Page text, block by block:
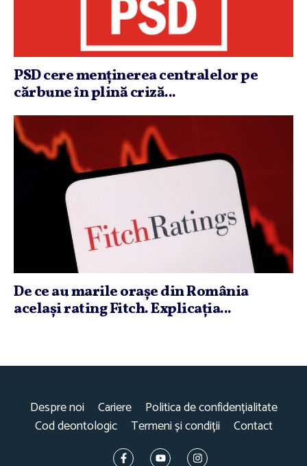
PSD cere menţinerea centralelor pe
cărbune în plină criză...
De ce au marile oraşe din România
acelaşi rating Fitch. Explicaţia...
Despre noi Cariere
Politica de confidențialitate
Cod deontologic
Termeni și condiții Contact